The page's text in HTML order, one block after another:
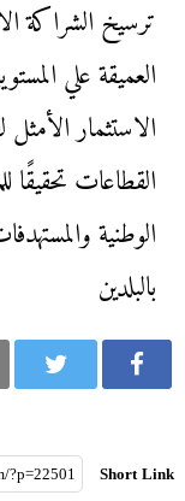
ترسيخ الشراكة
العميقة علي
الاستثمار الأمثل
القطاعات تحقيقًا
بالبلدين
Short Link